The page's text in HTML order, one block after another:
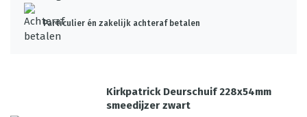
Particulier én zakelijk achteraf betalen
Kirkpatrick Deurschuif 228x54mm
smeedijzer zwart